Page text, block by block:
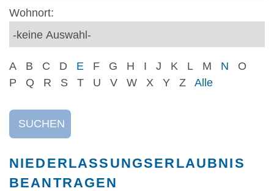
Wohnort:
A B C D E F G H I J K L M N
O
P
Q R S T U V W X Y Z Alle
SUCHEN
NIEDERLASSUNGSERLAUBNIS
BEANTRAGEN